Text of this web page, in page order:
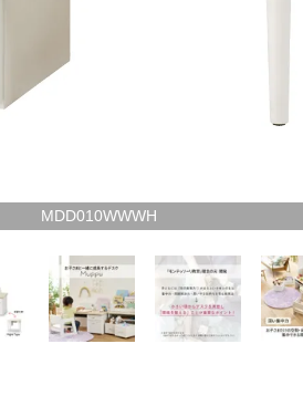
MDD010WWWH